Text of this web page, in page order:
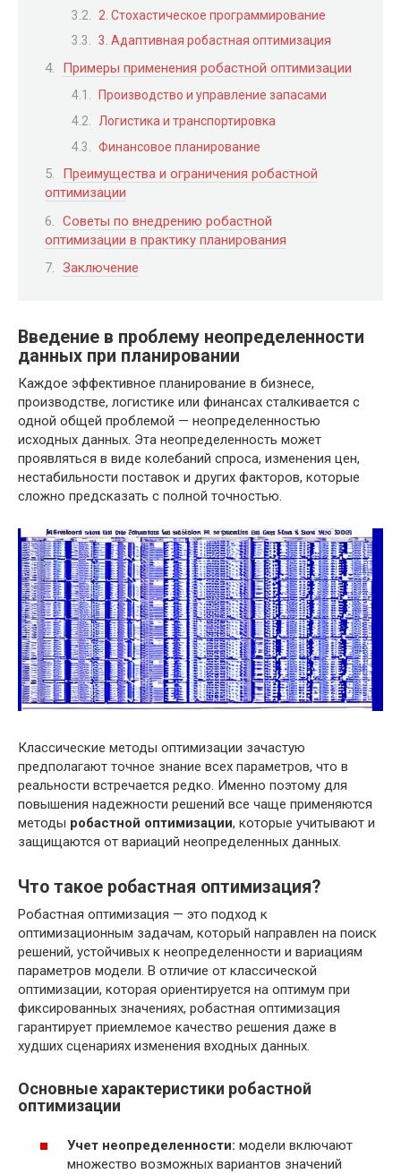
2. Стохастическое программирование
3. Адаптивная робастная оптимизация
Примеры применения робастной оптимизации
Производство и управление запасами
Логистика и транспортировка
Финансовое планирование
Преимущества и ограничения робастной
оптимизации
Советы по внедрению робастной
оптимизации в практику планирования
Заключение
Введение в проблему неопределенности
данных при планировании
Каждое эффективное планирование в бизнесе,
производстве, логистике или финансах сталкивается с
одной общей проблемой — неопределенностью
исходных данных. Эта неопределенность может
проявляться в виде колебаний спроса, изменения цен,
нестабильности поставок и других факторов, которые
сложно предсказать с полной точностью.
Классические методы оптимизации зачастую
предполагают точное знание всех параметров, что в
реальности встречается редко. Именно поэтому для
повышения надежности решений все чаще применяются
методы робастной оптимизации, которые учитывают и
защищаются от вариаций неопределенных данных.
Что такое робастная оптимизация?
Робастная оптимизация — это подход к
оптимизационным задачам, который направлен на поиск
решений, устойчивых к неопределенности и вариациям
параметров модели. В отличие от классической
оптимизации, которая ориентируется на оптимум при
фиксированных значениях, робастная оптимизация
гарантирует приемлемое качество решения даже в
худших сценариях изменения входных данных.
Основные характеристики робастной
оптимизации
Учет неопределенности: модели включают
множество возможных вариантов значений